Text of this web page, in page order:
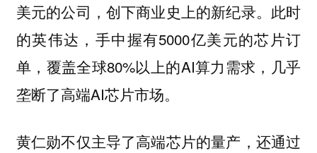
美元的公司，创下商业史上的新纪录。此时
的英伟达，手中握有5000亿美元的芯片订
单，覆盖全球80%以上的AI算力需求，几乎
垄断了高端AI芯片市场。
黄仁勋不仅主导了高端芯片的量产，还通过